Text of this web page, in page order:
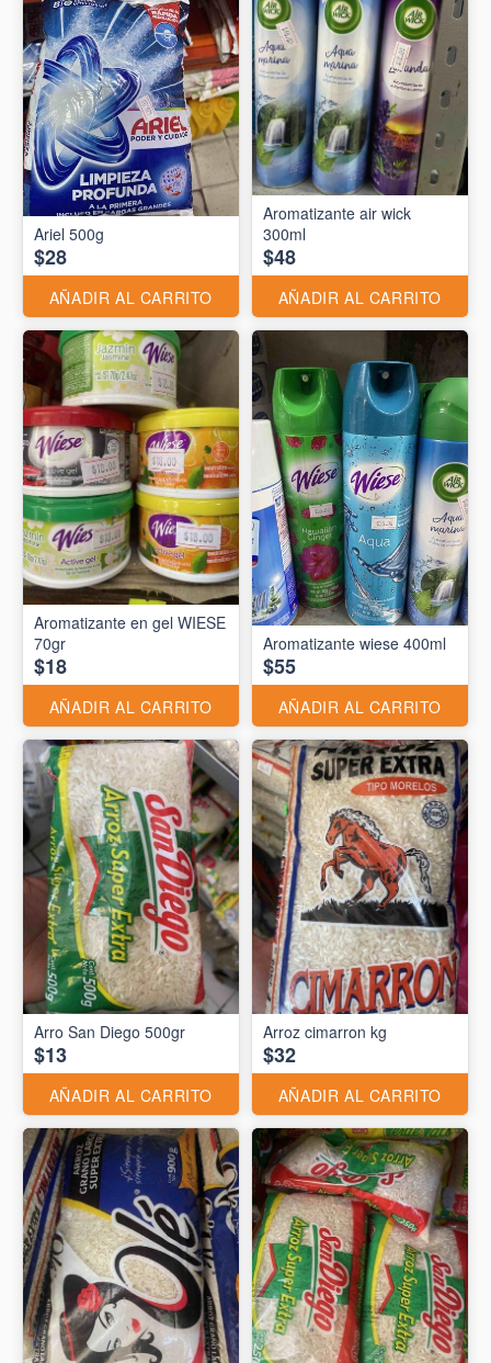
Ariel 500g
$28
AÑADIR AL CARRITO
Aromatizante air wick
300ml
$48
AÑADIR AL CARRITO
Aromatizante en gel WIESE
70gr
$18
AÑADIR AL CARRITO
Aromatizante wiese 400ml
$55
AÑADIR AL CARRITO
Arro San Diego 500gr
$13
AÑADIR AL CARRITO
Arroz cimarron kg
$32
AÑADIR AL CARRITO